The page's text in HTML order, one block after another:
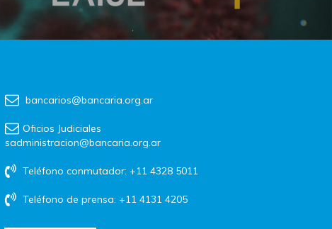
bancarios@bancaria.org.ar
Oficios Judiciales
sadministracion@bancaria.org.ar
Teléfono conmutador: +11 4328 5011
Teléfono de prensa: +11 4131 4205